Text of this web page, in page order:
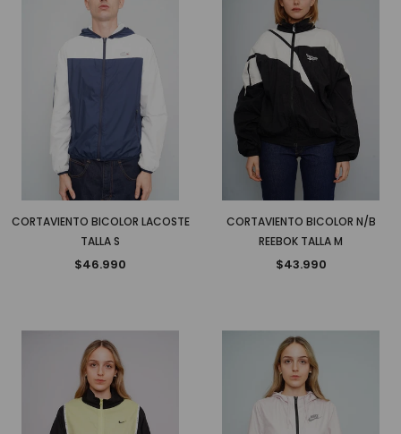
CORTAVIENTO BICOLOR LACOSTE
TALLA S
$46.990
CORTAVIENTO BICOLOR N/B
REEBOK TALLA M
$43.990